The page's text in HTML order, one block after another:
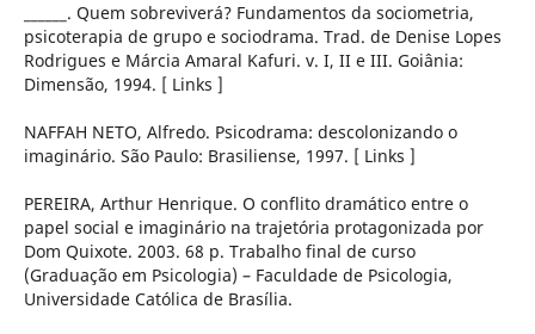
______. Quem sobreviverá? Fundamentos da sociometria,
psicoterapia de grupo e sociodrama. Trad. de Denise Lopes
Rodrigues e Márcia Amaral Kafuri. v. I, II e III. Goiânia:
Dimensão, 1994. [ Links ]
NAFFAH NETO, Alfredo. Psicodrama: descolonizando o
imaginário. São Paulo: Brasiliense, 1997. [ Links ]
PEREIRA, Arthur Henrique. O conflito dramático entre o
papel social e imaginário na trajetória protagonizada por
Dom Quixote. 2003. 68 p. Trabalho final de curso
(Graduação em Psicologia) – Faculdade de Psicologia,
Universidade Católica de Brasília.